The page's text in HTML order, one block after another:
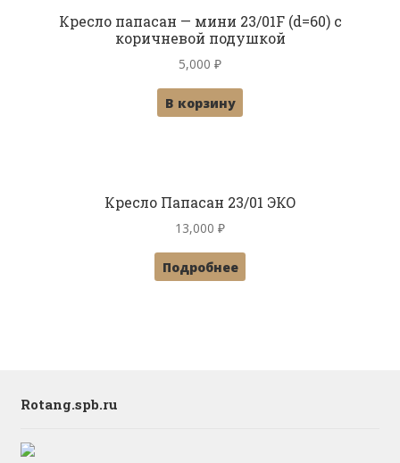
Кресло папасан — мини 23/01F (d=60) с
коричневой подушкой
5,000 ₽
В корзину
Кресло Папасан 23/01 ЭКО
13,000 ₽
Подробнее
Rotang.spb.ru